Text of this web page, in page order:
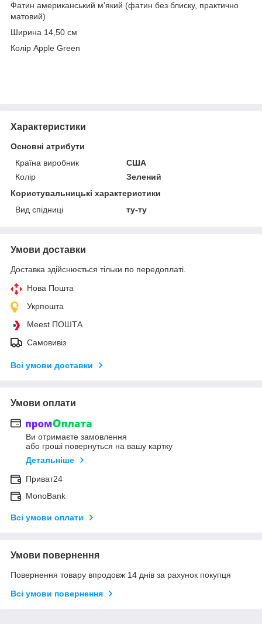
Фатин американський м'який (фатин без блиску, практично
матовий)
Ширина 14,50 см
Колір Apple Green
Характеристики
Основні атрибути
Країна виробник
США
Колір
Зелений
Користувальницькі характеристики
Вид спідниці
ту-ту
Умови доставки
Доставка здійснюється тільки по передоплаті.
Нова Пошта
Укрпошта
Meest ПОШТА
Самовивіз
Всі умови доставки
Умови оплати
Ви отримаєте замовлення
або гроші повернуться на вашу картку
Детальніше
Приват24
MonoBank
Всі умови оплати
Умови повернення
Повернення товару впродовж 14 днів за рахунок покупця
Всі умови повернення